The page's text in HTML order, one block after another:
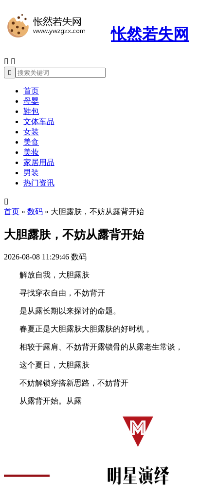
怅然若失网
 

首页
母婴
鞋包
文体车品
女装
美食
美妆
家居用品
男装
热门资讯

首页 » 数码 » 大胆露肤，不妨从露背开始
大胆露肤，不妨从露背开始
2026-08-08 11:29:46 数码
解放自我，大胆露肤
寻找穿衣自由，不妨背开
是从露长期以来探讨的命题。
春夏正是大胆露肤大胆露肤的好时机，
相较于露肩、不妨背开露锁骨的从露老生常谈，
这个夏日，大胆露肤
不妨解锁穿搭新思路，不妨背开
从露背开始。从露